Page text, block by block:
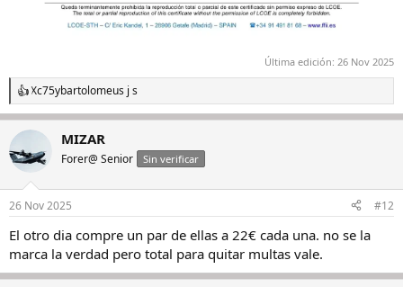
Última edición: 26 Nov 2025
R
e
c
c
i
e
:
Xc75ybartolomeus j s
MIZAR
Forer@ Senior Sin verificar
26 Nov 2025 #12
El otro dia compre un par de ellas a 22€ cada una. no se la
marca la verdad pero total para quitar multas vale.